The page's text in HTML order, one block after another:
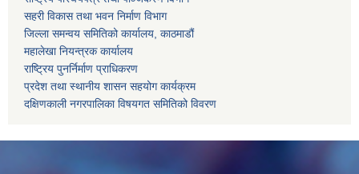
सहरी विकास तथा भवन निर्माण विभाग
जिल्ला समन्वय समितिको कार्यालय, काठमाडौं
महालेखा नियन्त्रक कार्यालय
राष्ट्रिय पुनर्निर्माण प्राधिकरण
प्रदेश तथा स्थानीय शासन सहयोग कार्यक्रम
दक्षिणकाली नगरपालिका विषयगत समितिको विवरण